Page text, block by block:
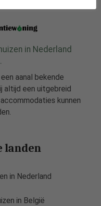
in Nederland
aanal bekende
altijd een uitgebreid
kunnen
landen
in Nederland
in België